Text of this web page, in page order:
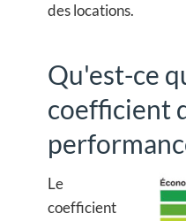
des locations.
Qu'est-ce
coefficient
Le
coefficient